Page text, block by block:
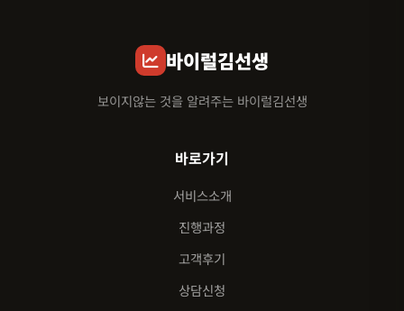
바이럴김선생
보이지않는 것을 알려주는 바이럴김선생
바로가기
서비스소개
진행과정
고객후기
상담신청